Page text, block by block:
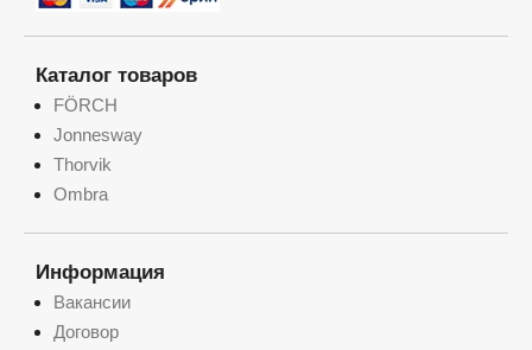
Каталог товаров
FÖRCH
Jonnesway
Thorvik
Ombra
Информация
Вакансии
Договор